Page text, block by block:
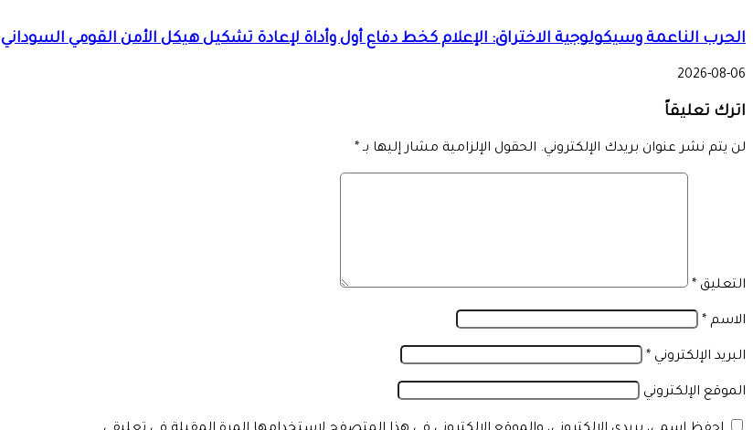
الحرب الناعمة وسيكولوجية الاختراق: الإعلام كخط دفاع أول وأداة لإعادة تشكيل هيكل الأمن القومي السوداني
2026-08-06
اترك تعليقاً
لن يتم نشر عنوان بريدك الإلكتروني. الحقول الإلزامية مشار إليها بـ *
التعليق *
الاسم *
البريد الإلكتروني *
الموقع الإلكتروني